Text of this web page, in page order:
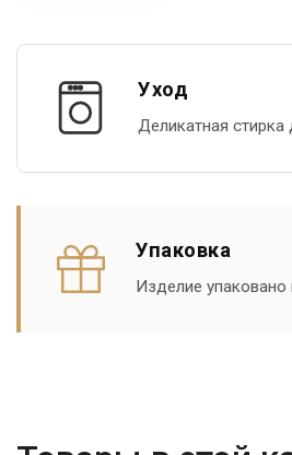
Уход
Деликатная стирка
Упаковка
Изделие упаковано